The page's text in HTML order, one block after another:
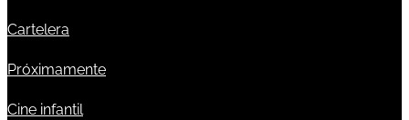
Cartelera
Próximamente
Cine infantil